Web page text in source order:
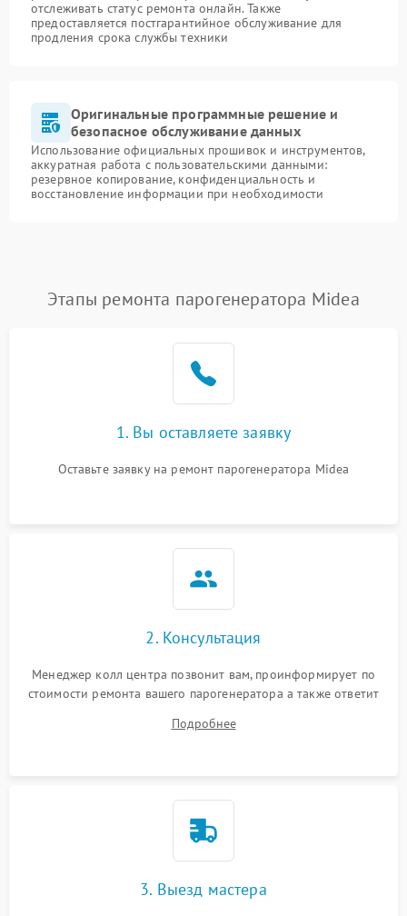
отслеживать статус ремонта онлайн. Также
предоставляется постгарантийное обслуживание для
продления срока службы техники
Оригинальные программные решение и
безопасное обслуживание данных
Использование официальных прошивок и инструментов,
аккуратная работа с пользовательскими данными:
резервное копирование, конфиденциальность и
восстановление информации при необходимости
Этапы ремонта парогенератора Midea
1. Вы оставляете заявку
Оставьте заявку на ремонт парогенератора Midea
2. Консультация
Менеджер колл центра позвонит вам, проинформирует по
стоимости ремонта вашего парогенератора а также ответит
Подробнее
3. Выезд мастера